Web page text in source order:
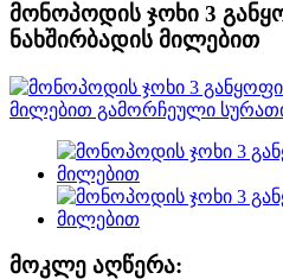
მონოპოდის ჯოხი 3
ნახშირბადის მილებით
მოკლე აღწერა: